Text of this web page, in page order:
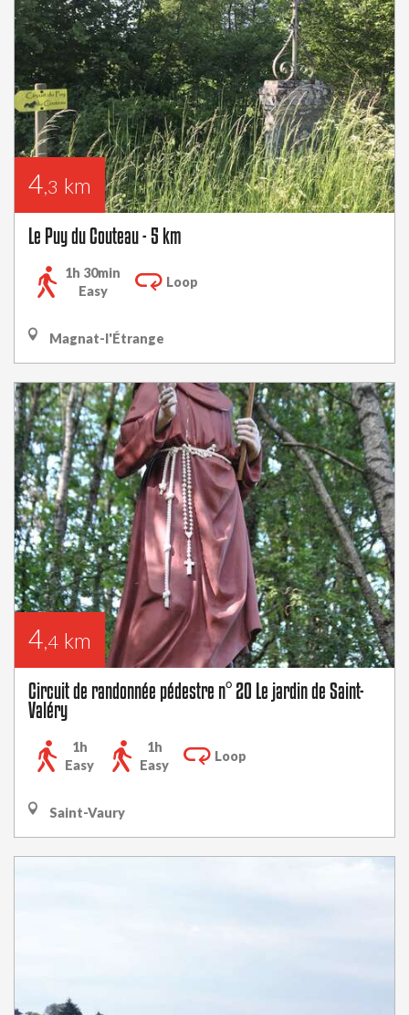
4,3 km
Le Puy du Couteau - 5 km
1h 30min
Easy
Loop
Magnat-l'Étrange
4,4 km
Circuit de randonnée pédestre n° 20 Le jardin de Saint-
Valéry
1h
Easy
1h
Easy
Loop
Saint-Vaury